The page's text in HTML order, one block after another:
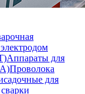
Аппараты для
Проволока
для